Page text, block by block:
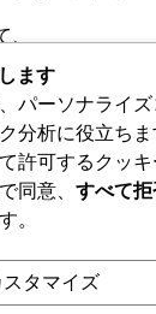
ならないように
ます
パーソナライ
分析に役立ちま
許可するクッ
で同意、 すべて
。
スタマイズ